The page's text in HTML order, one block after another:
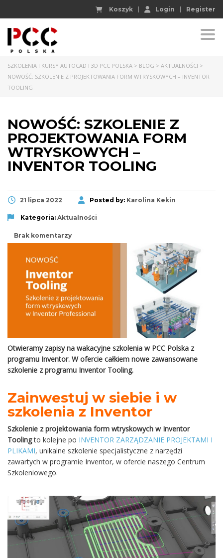
Koszyk Login Register
SZKOLENIA I KURSY AUTOCAD I 3D PCC POLSKA > BLOG > AKTUALNOŚCI >
NOWOŚĆ: SZKOLENIE Z PROJEKTOWANIA FORM WTRYSKOWYCH – INVENTOR
TOOLING
NOWOŚĆ: SZKOLENIE Z
PROJEKTOWANIA FORM
WTRYSKOWYCH –
INVENTOR TOOLING
21 lipca 2022 Posted by: Karolina Kekin
Kategoria: Aktualności
Brak komentarzy
Otwieramy zapisy na wakacyjne szkolenia w PCC Polska z
programu Inventor. W ofercie całkiem nowe zawansowane
szkolenie z programu Inventor Tooling.
Zainwestuj w siebie i w
szkolenia z Inventor
Szkolenie z projektowania form wtryskowych w Inventor
Toolingto kolejne po INVENTOR ZARZĄDZANIE PROJEKTAMI I
PLIKAMI, unikalne szkolenie specjalistyczne z narzędzi
zawartych w programie Inventor, w ofercie naszego Centrum
Szkoleniowego.